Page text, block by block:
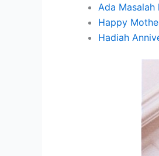
Ada Masalah
Happy
Hadiah